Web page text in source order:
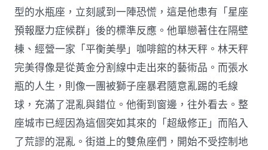
型的水瓶座，立刻感到一陣恐慌，這是他患有「星座
預報壓力症候群」後的標準反應。他單戀著住在隔壁
棟、經營一家「平衡美學」咖啡館的林天秤。林天秤
完美得像是從黃金分割線中走出來的藝術品。而張水
瓶的人生，則像一團被獅子座暴君隨意亂踢的毛線
球，充滿了混亂與錯位。他衝到窗邊，往外看去。整
座城市已經因為這個突如其來的「超級修正」而陷入
了荒謬的混亂。街道上的雙魚座們，開始不受控制地